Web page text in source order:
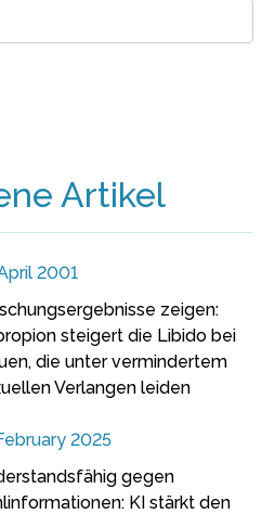
Artikel
2001
zeigen:
steigert die Libido bei
die unter vermindertem
Verlangen leiden
2025
gegen
KI stärkt den